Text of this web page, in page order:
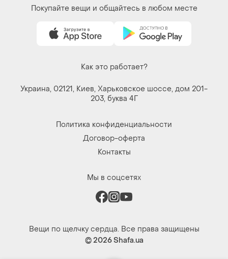
Покупайте вещи и общайтесь в любом месте
Как это работает?
Украина, 02121, Киев, Харьковское шоссе, дом 201-
203, буква 4Г
Политика конфиденциальности
Договор-оферта
Контакты
Мы в соцсетях
Вещи по щелчку сердца. Все права защищены
© 2026Shafa.ua